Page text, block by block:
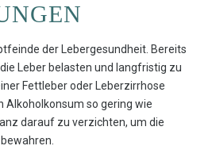
der Lebergesundheit. Bereits
Leber belasten und langfristig zu
Fettleber oder Leberzirrhose
Alkoholkonsum so gering wie
darauf zu verzichten, um die